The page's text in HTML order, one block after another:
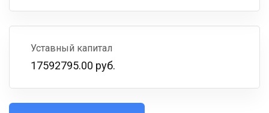
Уставный капитал
17592795.00 руб.